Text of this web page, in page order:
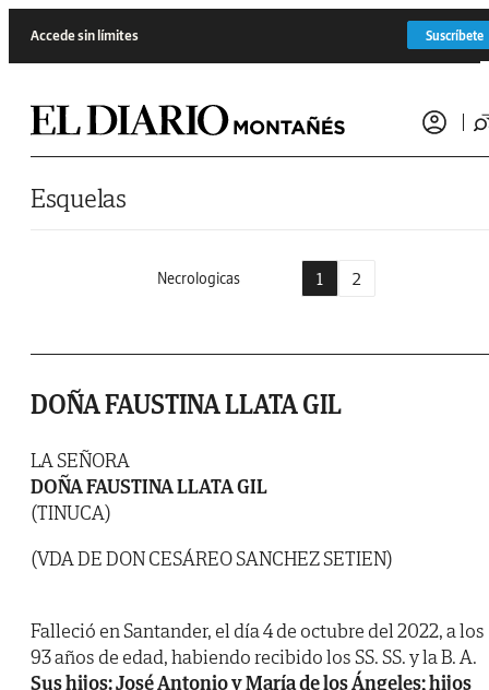
Accede sin límites Suscríbete
Esquelas
Necrologicas 1 2
DOÑA FAUSTINA LLATA GIL
LA SEÑORA
DOÑA FAUSTINA LLATA GIL
(TINUCA)
(VDA DE DON CESÁREO SANCHEZ SETIEN)
Falleció en Santander, el día 4 de octubre del 2022, a los
93 años de edad, habiendo recibido los SS. SS. y la B. A.
Sus hijos: José Antonio y María de los Ángeles; hijos